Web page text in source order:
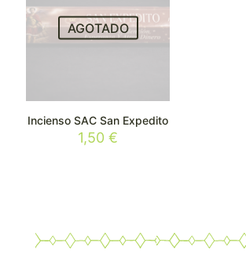
AGOTADO
Incienso SAC San Expedito
1,50€